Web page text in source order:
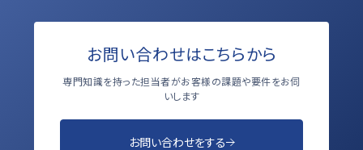
お問い合わせはこちらから
専門知識を持った担当者がお客様の課題や要件をお伺
いします
お問い合わせをする